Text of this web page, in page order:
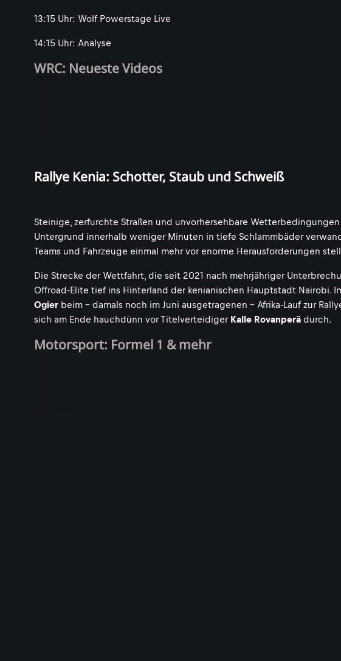
13:15 Uhr: Wolf Powerstage Live
14:15 Uhr: Analyse
WRC: Neueste Videos
Rallye Kenia: Schotter, Staub und Schweiß
Steinige, zerfurchte Straßen und unvorhersehbare
Untergrund innerhalb weniger Minuten in tiefe Schlammbäder
Teams und Fahrzeuge einmal mehr vor enorme Herausforderungen
Die Strecke der Wettfahrt, die seit 2021 nach mehrjähriger
Offroad-Elite tief ins Hinterland der kenianischen Hauptstadt Nairobi.
Ogier beim - damals noch im Juni ausgetragenen - Afrika-Lauf zur
sich am Ende hauchdünn vor Titelverteidiger Kalle Rovanperä durch.
Motorsport: Formel 1 & mehr